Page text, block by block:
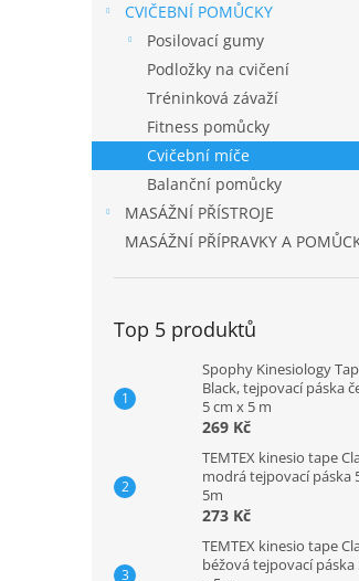
l
CVIČEBNÍ POMŮCKY
Posilovací gumy
Podložky na cvičení
Tréninková závaží
Fitness pomůcky
Cvičební míče
Balanční pomůcky
MASÁŽNÍ PŘÍSTROJE
MASÁŽNÍ PŘÍPRAVKY A
Top 5 produktů
Spophy Kinesiology
Black, tejpovací páska
5 cm x 5 m
269 Kč
TEMTEX kinesio tape
modrá tejpovací páska
5m
273 Kč
TEMTEX kinesio tape
béžová tejpovací páska